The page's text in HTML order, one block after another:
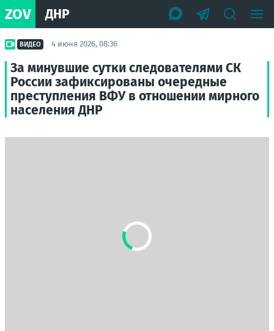
ZOV ДНР
ВИДЕО 4 июня 2026, 08:36
За минувшие сутки следователями СК
России зафиксированы очередные
преступления ВФУ в отношении мирного
населения ДНР